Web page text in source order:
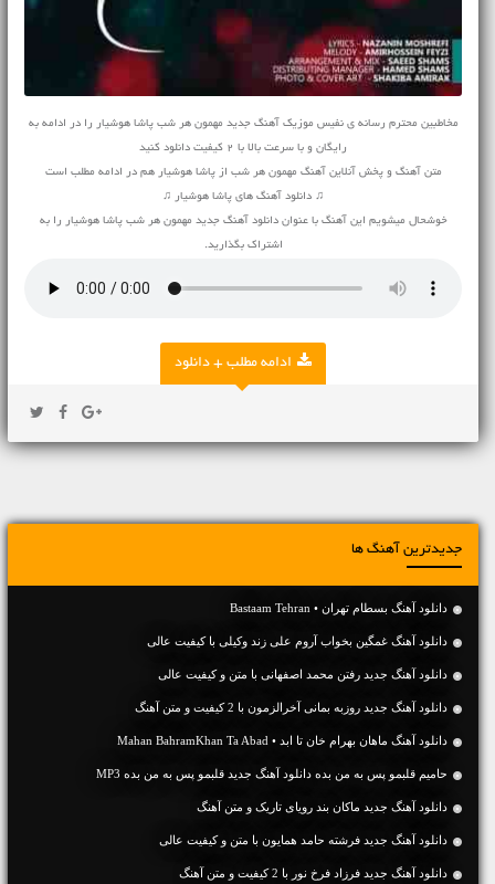
مخاطبین محترم رسانه ی نفیس موزیک آهنگ جدید مهمون هر شب پاشا هوشیار را در ادامه به
رایگان و با سرعت بالا با 2 کیفیت دانلود کنید
متن آهنگ و پخش آنلاین آهنگ مهمون هر شب از پاشا هوشیار هم در ادامه مطلب است
♫ دانلود آهنگ های پاشا هوشیار ♫
خوشحال میشویم این آهنگ با عنوان دانلود آهنگ جدید مهمون هر شب پاشا هوشیار را به
اشتراک بگذارید.
ادامه مطلب + دانلود
جدیدترین آهنگ ها
دانلود آهنگ بسطام تهران • Bastaam Tehran
دانلود آهنگ غمگین بخواب آروم علی زند وکیلی با کیفیت عالی
دانلود آهنگ جديد رفتن محمد اصفهانی با متن و کیفیت عالی
دانلود آهنگ جديد روزبه بمانی آخرالزمون با 2 کیفیت و متن آهنگ
دانلود آهنگ ماهان بهرام خان تا ابد • Mahan BahramKhan Ta Abad
حامیم قلبمو پس به من بده دانلود آهنگ جدید قلبمو پس به من بده MP3
دانلود آهنگ جديد ماکان بند رویای تاریک و متن آهنگ
دانلود آهنگ جديد فرشته حامد همایون با متن و کیفیت عالی
دانلود آهنگ جديد فرزاد فرخ نور با 2 کیفیت و متن آهنگ